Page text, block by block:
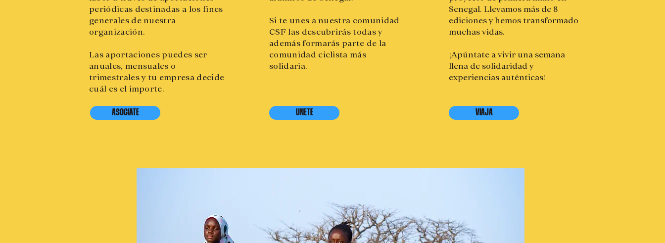
periódicas destinadas a los fines
generales de nuestra
organización.
Las aportaciones puedes ser
anuales, mensuales o
trimestrales y tu empresa decide
cuál es el importe.
ASOCIATE
Si te unes a nuestra comunidad
CSF las descubrirás todas y
además formarás parte de la
comunidad ciclista más
solidaria.
UNETE
Senegal. Llevamos más de 8
ediciones y hemos transformado
muchas vidas.
¡Apúntate a vivir una semana
llena de solidaridad y
experiencias auténticas!
VIAJA